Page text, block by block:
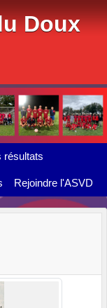
Doux
résultats
Rejoindre l'ASVD